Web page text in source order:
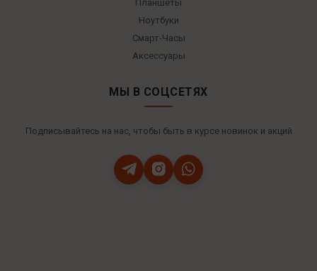
Планшеты
Ноутбуки
Смарт-Часы
Аксессуары
МЫ В СОЦСЕТЯХ
Подписывайтесь на нас, чтобы быть в курсе новинок и акций